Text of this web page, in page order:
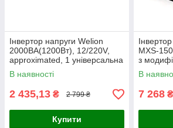
Інвертор напруги Welion
2000ВА(1200Вт), 12/220V,
approximated, 1 універсальна
розетка, клемні дроти, Boх
В наявності
2 435,13 ₴ 2 799 ₴
Купити
MXS-
з
дроти,
В
7 268 ₴